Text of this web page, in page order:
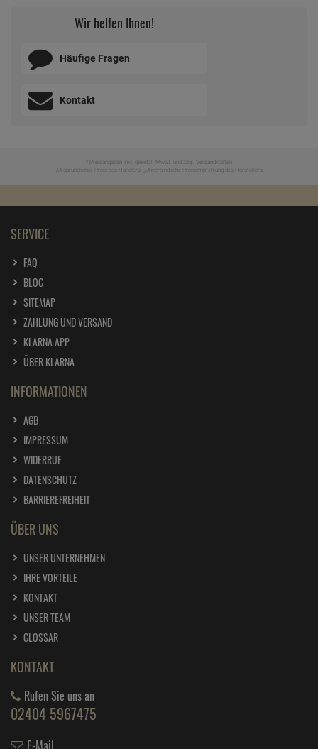
Wir helfen Ihnen!
Häufige Fragen
Kontakt
* Preisangaben inkl. gesetzl. MwSt. und zzgl. Versandkosten
Ursprünglicher Preis des Händlers, Unverbindliche Preisempfehlung des Herstellers
SERVICE
FAQ
BLOG
SITEMAP
ZAHLUNG UND VERSAND
KLARNA APP
ÜBER KLARNA
INFORMATIONEN
AGB
IMPRESSUM
WIDERRUF
DATENSCHUTZ
BARRIEREFREIHEIT
ÜBER UNS
UNSER UNTERNEHMEN
IHRE VORTEILE
KONTAKT
UNSER TEAM
GLOSSAR
KONTAKT
Rufen Sie uns an
02404 5967475
E-Mail